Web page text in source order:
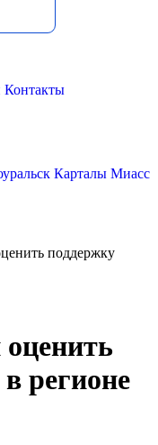
Контакты
Карталы Миасс
поддержку
регионе